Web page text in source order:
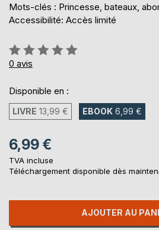
Mots-clés : Princesse, bateaux,
Accessibilité: Accès limité
Évaluation:
0%
0 avis
Disponible en :
LIVRE 13,99 € EBOOK 6,99 €
6,99 €
TVA incluse
Téléchargement disponible dès
AJOUTER AU